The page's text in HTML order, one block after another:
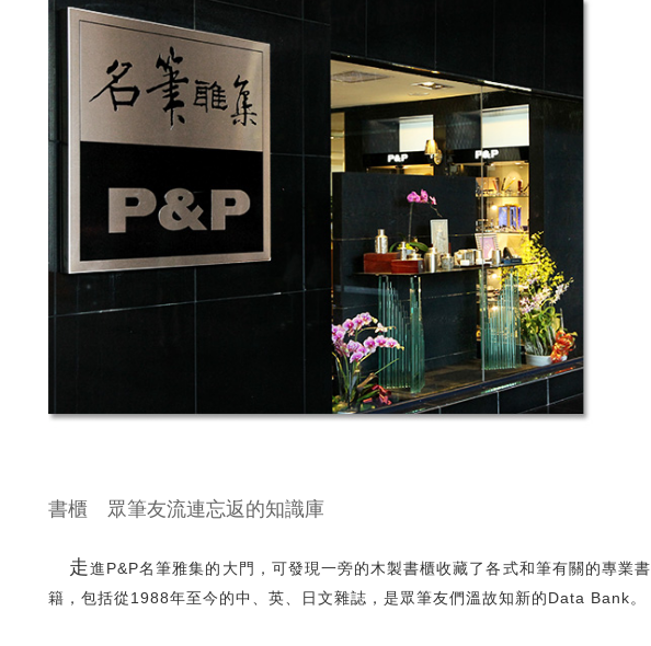
書櫃 眾筆友流連忘返的知識庫
走進P&P名筆雅集的大門，可發現一旁的木製書櫃收藏了各式和筆有關的專業書
籍，包括從1988年至今的中、英、日文雜誌，是眾筆友們溫故知新的Data Bank。